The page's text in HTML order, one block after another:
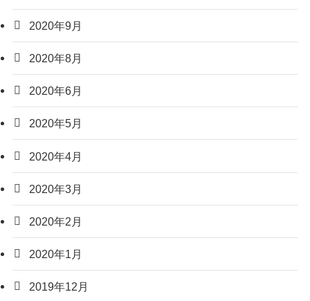
2020年9月
2020年8月
2020年6月
2020年5月
2020年4月
2020年3月
2020年2月
2020年1月
2019年12月